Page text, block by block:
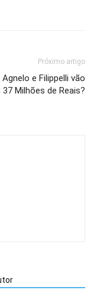
Próximo artigo
e Filippelli vão
37 Milhões de Reais?